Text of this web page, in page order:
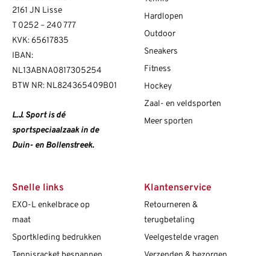
2161 JN Lisse
T 0252 – 240 777
KVK: 65617835
IBAN:
NL13ABNA0817305254
BTW NR: NL824365409B01
L.J. Sport is dé
sportspeciaalzaak in de
Duin- en Bollenstreek.
Hardlopen
Outdoor
Sneakers
Fitness
Hockey
Zaal- en veldsporten
Meer sporten
Snelle links
EXO-L enkelbrace op
maat
Sportkleding bedrukken
Klantenservice
Retourneren &
terugbetaling
Veelgestelde vragen